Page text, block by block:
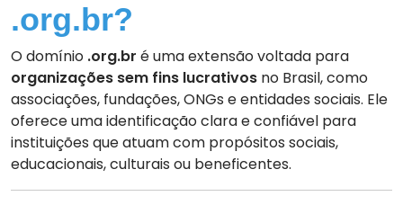
.org.br?
O domínio .org.br é uma extensão voltada para
organizações sem fins lucrativos no Brasil, como
associações, fundações, ONGs e entidades sociais. Ele
oferece uma identificação clara e confiável para
instituições que atuam com propósitos sociais,
educacionais, culturais ou beneficentes.